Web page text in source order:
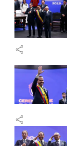
share
share